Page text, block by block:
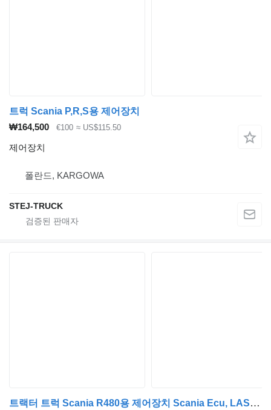
트럭 Scania P,R,S용 제어장치
₩164,500
€100 ≈ US$115.50
제어장치
폴란드, KARGOWA
STEJ-TRUCK
트랙터 트럭 Scania R480용 제어장치 Scania Ecu, LAS 1728359